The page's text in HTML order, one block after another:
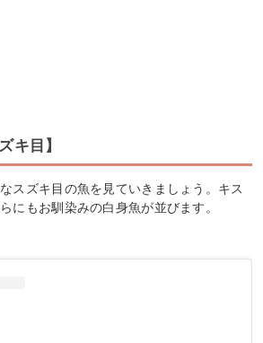
キ目】
スズキ目の魚を見ていきましょう。キス
にもお馴染みの白身魚が並びます。